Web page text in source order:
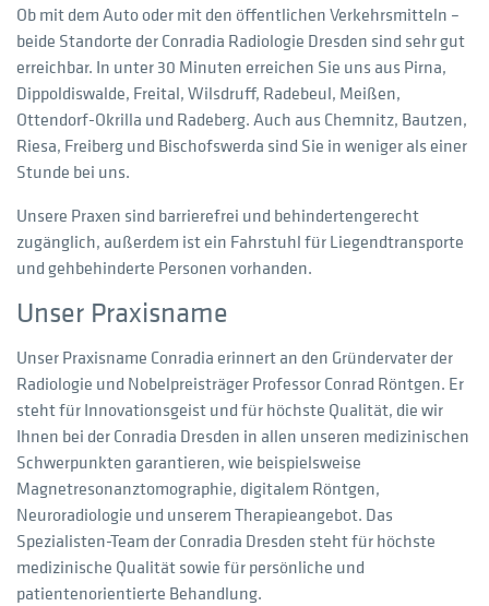
Ob mit dem Auto oder mit den öffentlichen Verkehrsmitteln –
beide Standorte der Conradia Radiologie Dresden sind sehr gut
erreichbar. In unter 30 Minuten erreichen Sie uns aus Pirna,
Dippoldiswalde, Freital, Wilsdruff, Radebeul, Meißen,
Ottendorf-Okrilla und Radeberg. Auch aus Chemnitz, Bautzen,
Riesa, Freiberg und Bischofswerda sind Sie in weniger als einer
Stunde bei uns.
Unsere Praxen sind barrierefrei und behindertengerecht
zugänglich, außerdem ist ein Fahrstuhl für Liegendtransporte
und gehbehinderte Personen vorhanden.
Unser Praxisname
Unser Praxisname Conradia erinnert an den Gründervater der
Radiologie und Nobelpreisträger Professor Conrad Röntgen. Er
steht für Innovationsgeist und für höchste Qualität, die wir
Ihnen bei der Conradia Dresden in allen unseren medizinischen
Schwerpunkten garantieren, wie beispielsweise
Magnetresonanztomographie, digitalem Röntgen,
Neuroradiologie und unserem Therapieangebot. Das
Spezialisten-Team der Conradia Dresden steht für höchste
medizinische Qualität sowie für persönliche und
patientenorientierte Behandlung.